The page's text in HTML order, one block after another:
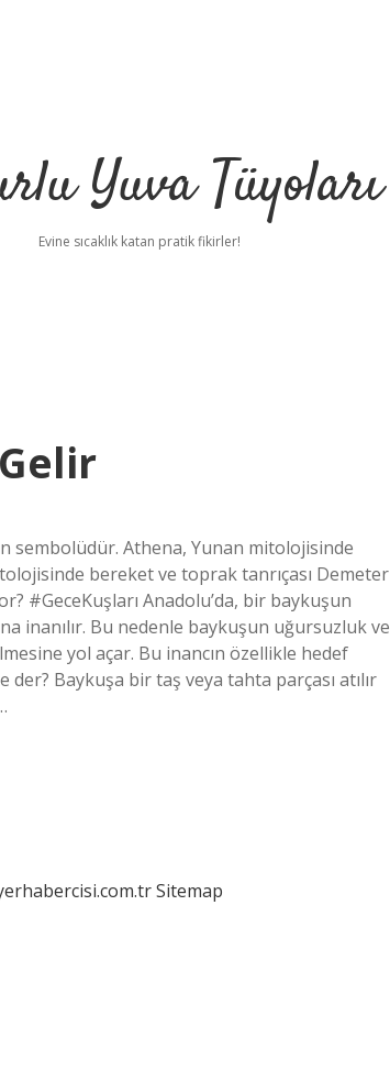
Yuva Tüyoları
Evine sıcaklık katan pratik fikirler!
sembolüdür. Athena, Yunan mitolojisinde
bereket ve toprak tanrıçası Demeter
#GeceKuşları Anadolu’da, bir baykuşun
inanılır. Bu nedenle baykuşun uğursuzluk ve
yol açar. Bu inancın özellikle hedef
Baykuşa bir taş veya tahta parçası atılır
Sitemap